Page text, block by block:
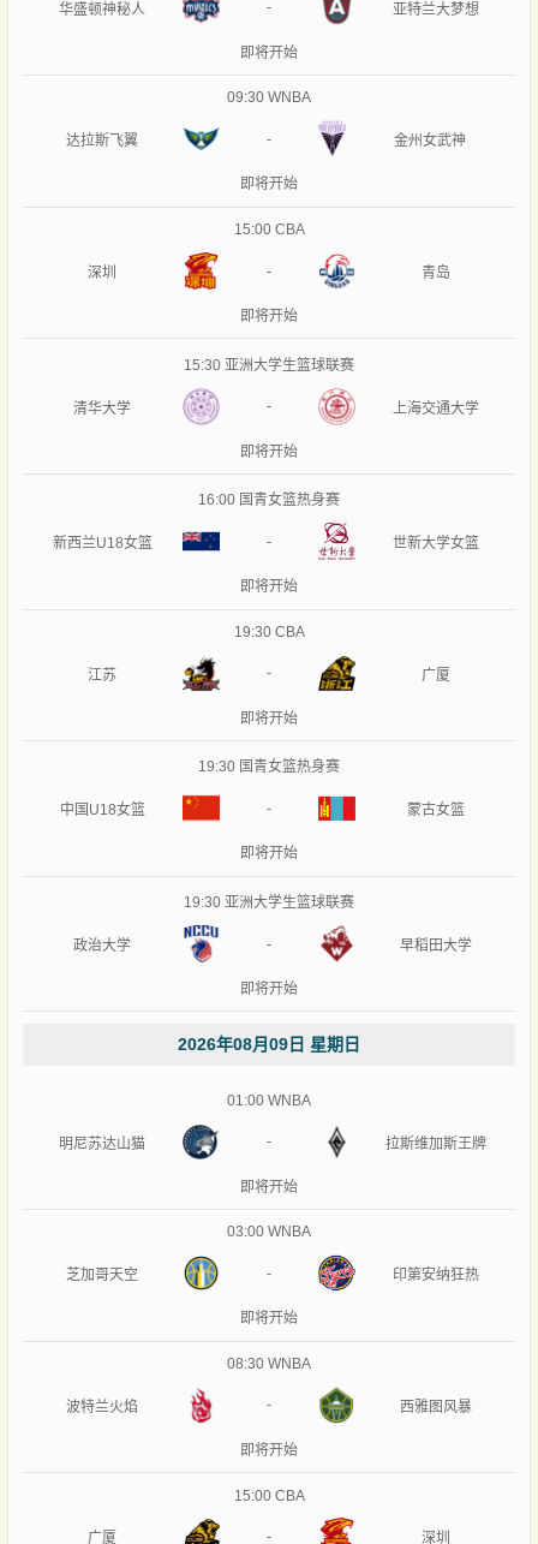
华盛顿神秘人 - 亚特兰大梦想
即将开始
09:30 WNBA
达拉斯飞翼 - 金州女武神
即将开始
15:00 CBA
深圳 - 青岛
即将开始
15:30 亚洲大学生篮球联赛
清华大学 - 上海交通大学
即将开始
16:00 国青女篮热身赛
新西兰U18女篮 - 世新大学女篮
即将开始
19:30 CBA
江苏 - 广厦
即将开始
19:30 国青女篮热身赛
中国U18女篮 - 蒙古女篮
即将开始
19:30 亚洲大学生篮球联赛
政治大学 - 早稻田大学
即将开始
2026年08月09日 星期日
01:00 WNBA
明尼苏达山猫 - 拉斯维加斯王牌
即将开始
03:00 WNBA
芝加哥天空 - 印第安纳狂热
即将开始
08:30 WNBA
波特兰火焰 - 西雅图风暴
即将开始
15:00 CBA
广厦 - 深圳